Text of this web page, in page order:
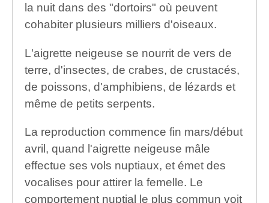
la nuit dans des "dortoirs" où peuvent
cohabiter plusieurs milliers d'oiseaux.
L'aigrette neigeuse se nourrit de vers de
terre, d'insectes, de crabes, de crustacés,
de poissons, d'amphibiens, de lézards et
même de petits serpents.
La reproduction commence fin mars/début
avril, quand l'aigrette neigeuse mâle
effectue ses vols nuptiaux, et émet des
vocalises pour attirer la femelle. Le
comportement nuptial le plus commun voit